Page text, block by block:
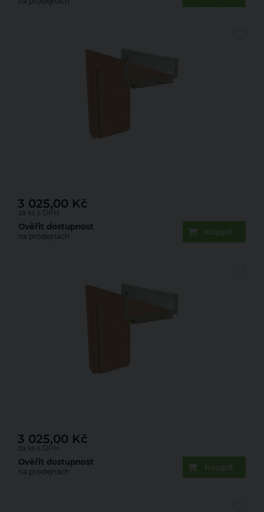
za ks s DPH
3 025,00 Kč
Koupit
Ověřit dostupnost
na prodejnách
za ks s DPH
3 025,00 Kč
Koupit
Ověřit dostupnost
na prodejnách